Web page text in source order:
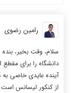
رامین رضوی
سلام، وقت بخیر،
دانشگاه را برای مقطع
آینده عایدی خاصی به
از کنکور لیسانس